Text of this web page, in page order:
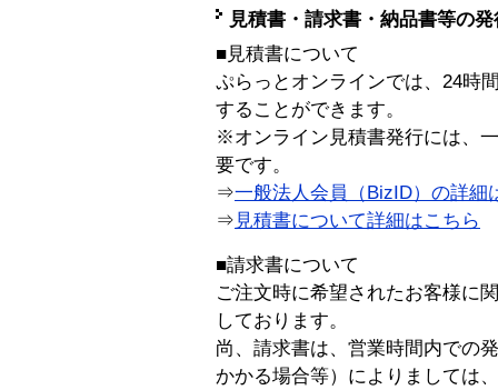
見積書・請求書・納品書等の
■見積書について
ぷらっとオンラインでは、24時
することができます。
※オンライン見積書発行には、
要です。
⇒一般法人会員（BizID）の詳細
⇒ 見積書について詳細はこちら
■請求書について
ご注文時に希望されたお客様に
しております。
尚、請求書は、営業時間内での
かかる場合等）によりましては